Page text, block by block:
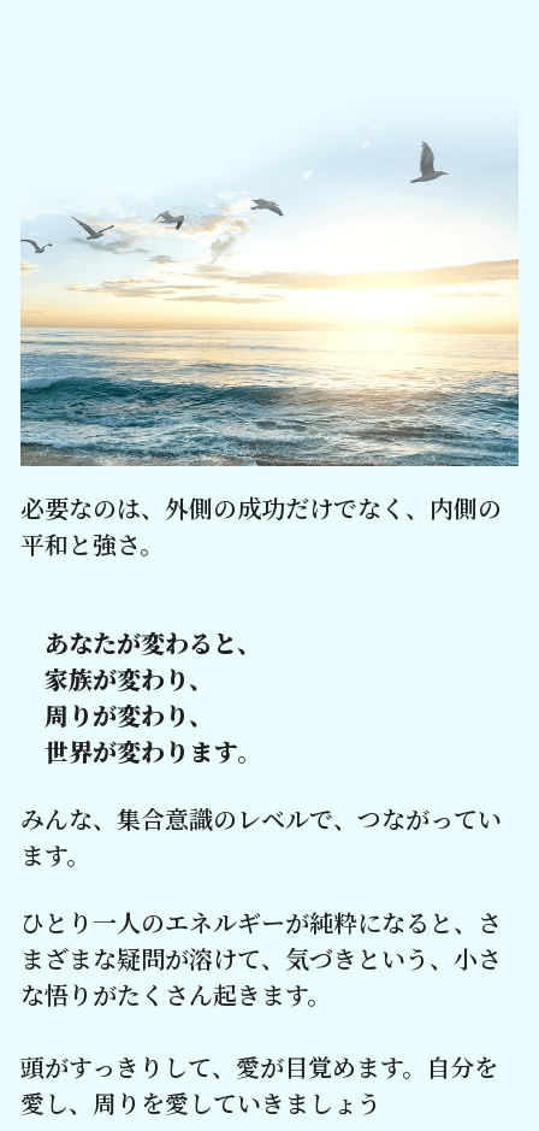
必要なのは、外側の成功だけでなく、内側の
平和と強さ。
あなたが変わると、
家族が変わり、
周りが変わり、
世界が変わります。
みんな、集合意識のレベルで、つながってい
ます。
ひとり一人のエネルギーが純粋になると、さ
まざまな疑問が溶けて、気づきという、小さ
な悟りがたくさん起きます。
頭がすっきりして、愛が目覚めます。自分を
愛し、周りを愛していきましょう